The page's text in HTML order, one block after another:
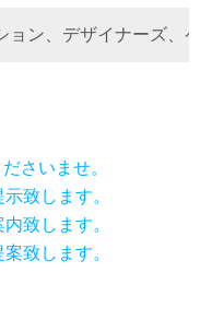
ョン、デザイナーズ、
さいませ。
致します。
致します。
致します。